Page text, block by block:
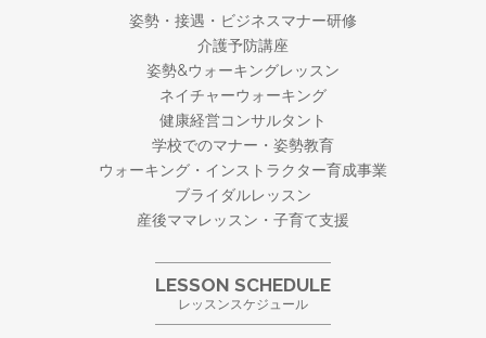
姿勢・接遇・ビジネスマナー研修
介護予防講座
姿勢&ウォーキングレッスン
ネイチャーウォーキング
健康経営コンサルタント
学校でのマナー・姿勢教育
ウォーキング・ インストラクター育成事業
ブライダルレッスン
産後ママレッスン・子育て支援
LESSON SCHEDULE
レッスンスケジュール